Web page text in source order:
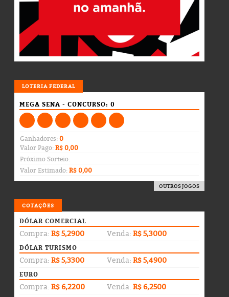
LOTERIA
MEGA SENA - CONCURSO: 0
LOTERIA FEDERAL
Ganhadores:0
Valor Pago:R$ 0,00
Próximo Sorteio:
Valor Estimado:R$ 0,00
OUTROS JOGOS
COTAÇÕES
DÓLAR COMERCIAL
Compra: R$ 5,2900 Venda: R$ 5,3000
DÓLAR TURISMO
Compra: R$ 5,3300 Venda: R$ 5,4900
EURO
Compra: R$ 6,2200 Venda: R$ 6,2500